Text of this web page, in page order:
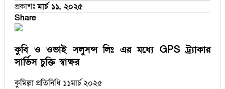
প্রকাশঃমার্চ ১১, ২০২৫
Share
কুবি ও ওভাই সলুসন্স লিঃ এর মধ্যে GPS ট্র্যাকার
সার্ভিস চুক্তি স্বাক্ষর
কুমিল্লা প্রতিনিধি ১১মার্চ ২০২৫